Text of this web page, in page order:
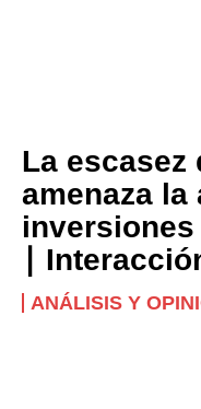
La escasez
amenaza la
∣
ANÁLISIS Y